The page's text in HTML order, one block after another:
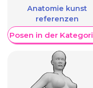
Anatomie kunst
referenzen
Posen in der